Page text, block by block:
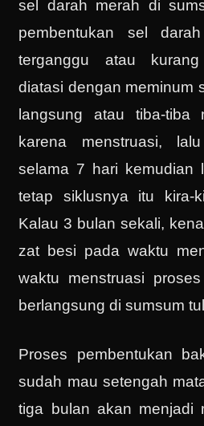
sel darah merah di
pembentukan sel
terganggu atau
diatasi dengan meminum
langsung atau tiba-
karena menstruasi,
selama 7 hari kemudian
tetap siklusnya itu kira-
Kalau 3 bulan sekali,
zat besi pada waktu
waktu menstruasi
berlangsung di sumsum
Proses pembentukan
sudah mau setengah
tiga bulan akan menjadi